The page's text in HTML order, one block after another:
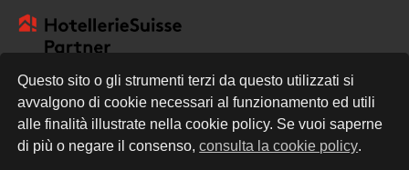
Questo sito o gli strumenti terzi da questo utilizzati si
avvalgono di cookie necessari al funzionamento ed utili
alle finalità illustrate nella cookie policy. Se vuoi saperne
di più o negare il consenso,consulta la cookie policy.
CONSEGNA GRATUITA